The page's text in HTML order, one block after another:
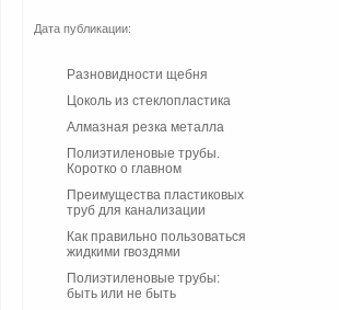
Дата публикации:
Разновидности щебня
Цоколь из стеклопластика
Алмазная резка металла
Полиэтиленовые трубы.
Коротко о главном
Преимущества пластиковых
труб для канализации
Как правильно пользоваться
жидкими гвоздями
Полиэтиленовые трубы:
быть или не быть